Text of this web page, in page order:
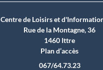
Centre de Loisirs et
Rue de la Montagne, 36
1460 Ittre
Plan d’accès
067/64.73.23